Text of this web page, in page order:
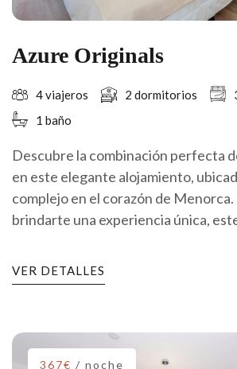
Azure Originals
4 viajeros 2 dormitorios
1 baño
Descubre la combinación perfecta
en este elegante alojamiento,
complejo en el corazón de
brindarte una experiencia única,
VER DETALLES
367€ / noche